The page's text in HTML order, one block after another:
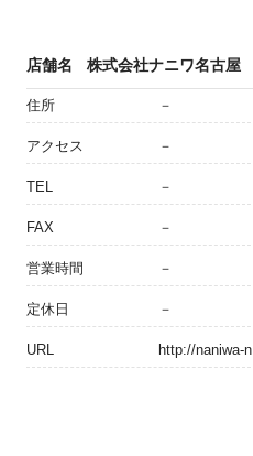
店舗名 株式会社ナニワ名古屋
住所 －
アクセス －
TEL －
FAX －
営業時間 －
定休日 －
URL http://naniwa-